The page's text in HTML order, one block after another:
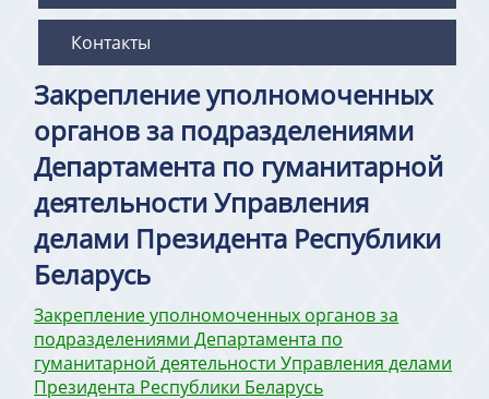
Контакты
Закрепление уполномоченных
органов за подразделениями
Департамента по гуманитарной
деятельности Управления
делами Президента Республики
Беларусь
Закрепление уполномоченных органов за
подразделениями Департамента по
гуманитарной деятельности Управления делами
Президента Республики Беларусь